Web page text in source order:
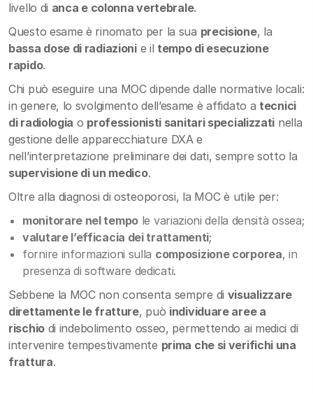
livello di anca e colonna vertebrale.
Questo esame è rinomato per la sua precisione, la
bassa dose di radiazionie il tempo di esecuzione
rapido.
Chi può eseguire una MOC dipende dalle normative locali:
in genere, lo svolgimento dell’esame è affidato a tecnici
di radiologia o professionisti sanitari specializzati nella
gestione delle apparecchiature DXA e
nell’interpretazione preliminare dei dati, sempre sotto la
supervisione di un medico.
Oltre alla diagnosi di osteoporosi, la MOC è utile per:
monitorare nel tempo le variazioni della densità ossea;
valutare l’efficacia dei trattamenti;
fornire informazioni sulla composizione corporea, in
presenza di software dedicati.
Sebbene la MOC non consenta sempre di visualizzare
direttamente le fratture, può individuare aree a
rischiodi indebolimento osseo, permettendo ai medici di
intervenire tempestivamente prima che si verifichi una
frattura.